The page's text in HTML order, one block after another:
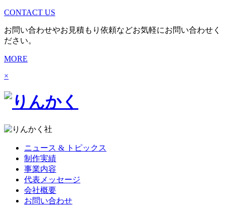
CONTACT US
お問い合わせやお見積もり依頼などお気軽にお問い合わせく
ださい。
MORE
×
ニュース & トピックス
制作実績
事業内容
代表メッセージ
会社概要
お問い合わせ